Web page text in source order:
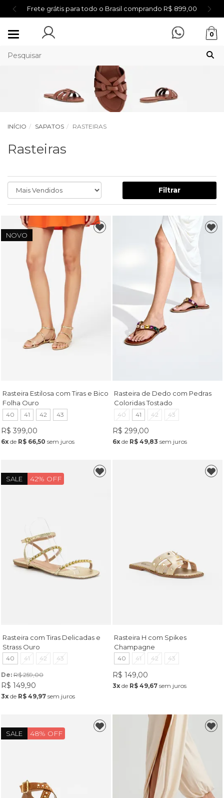
Frete grátis para todo o Brasil comprando R$ 899,00
Mudar
0
INÍCIO SAPATOS RASTEIRAS
Rasteiras
Filtrar
NOVO
Rasteira Estilosa com Tiras e Bico
Folha Ouro
40 41 42 43
R$ 399,00
6xde R$ 66,50 sem juros
Rasteira de Dedo com Pedras
Coloridas Tostado
40 41 42 43
R$ 299,00
6x de R$ 49,83 sem juros
SALE 42% OFF
Rasteira com Tiras Delicadas e
Strass Ouro
40 41 42 43
De: R$ 259,00
R$ 149,90
3xde R$ 49,97sem juros
Rasteira H com Spikes
Champagne
40 41 42 43
R$ 149,00
3x de R$ 49,67 sem juros
SALE 48% OFF